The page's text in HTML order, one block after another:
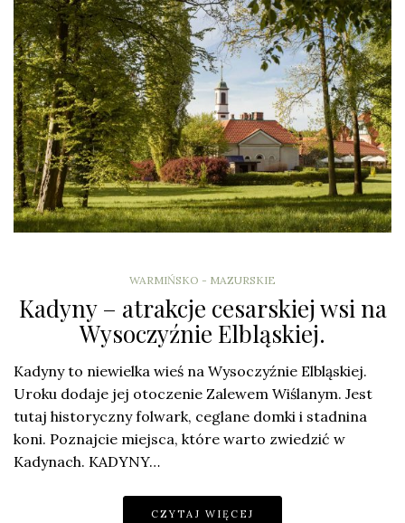
WARMIŃSKO - MAZURSKIE
Kadyny – atrakcje cesarskiej wsi na
Wysoczyźnie Elbląskiej.
Kadyny to niewielka wieś na Wysoczyźnie Elbląskiej.
Uroku dodaje jej otoczenie Zalewem Wiślanym. Jest
tutaj historyczny folwark, ceglane domki i stadnina
koni. Poznajcie miejsca, które warto zwiedzić w
Kadynach. KADYNY…
CZYTAJ WIĘCEJ